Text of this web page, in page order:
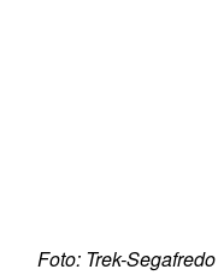
Foto: Trek-Segafredo